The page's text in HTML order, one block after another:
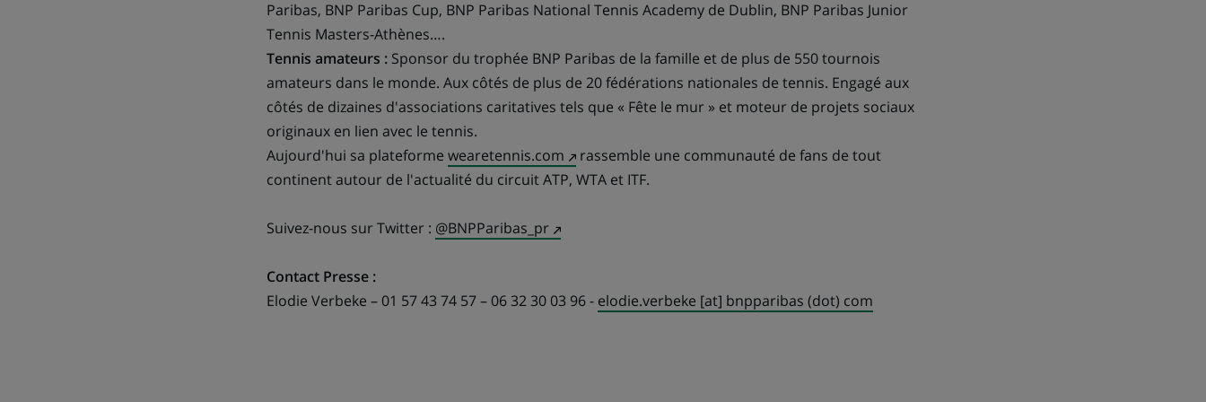
Paribas, BNP Paribas Cup, BNP Paribas National Tennis Academy de Dublin, BNP Paribas Junior
Tennis Masters-Athènes….
Tennis amateurs : Sponsor du trophée BNP Paribas de la famille et de plus de 550 tournois
amateurs dans le monde. Aux côtés de plus de 20 fédérations nationales de tennis. Engagé aux
côtés de dizaines d'associations caritatives tels que « Fête le mur » et moteur de projets sociaux
originaux en lien avec le tennis.
Aujourd'hui sa plateforme wearetennis.com (Ce
lien
onglet)
rassemble une communauté de fans de tout
continent autour de l'actualité du circuit ATP, WTA et ITF.
Suivez-nous sur Twitter : @BNPParibas_pr (Ce
dans
Contact Presse :
Elodie Verbeke – 01 57 43 74 57 – 06 32 30 03 96 - elodie.verbeke [at] bnpparibas (dot) com